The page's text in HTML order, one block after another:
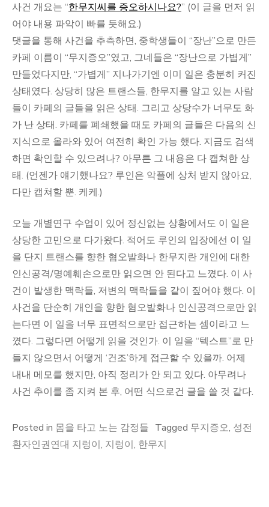
사건 개요는 “한무지씨를 증오하시나요?” (이 글을 먼저 읽
어야 내용 파악이 빠를 듯해요.)
댓글을 통해 사건을 추측하면, 중학생들이 “장난”으로 만든
카페 이름이 “무지증오”였고, 그네들은 “장난으로 가볍게”
만들었다지만, “가볍게” 지나가기엔 이미 일은 충분히 커진
상태였다. 상당히 많은 트랜스들, 한무지를 알고 있는 사람
들이 카페의 글들을 읽은 상태. 그리고 상당수가 너무도 화
가 난 상태. 카페를 폐쇄했을 때도 카페의 글들은 다음의 신
지식으로 올라와 있어 여전히 확인 가능 했다. 지금도 검색
하면 확인할 수 있으려나? 아무튼 그 내용은 다 캡쳐한 상
태. (언젠가 얘기했나요? 루인은 악플에 상처 받지 않아요,
다만 캡쳐할 뿐. 케케.)
오늘 개별연구 수업이 있어 정신없는 상황에서도 이 일은
상당한 고민으로 다가왔다. 적어도 루인의 입장에선 이 일
을 단지 트랜스를 향한 혐오발화나 한무지란 개인에 대한
인신공격/명예훼손으로만 읽으면 안 된다고 느꼈다. 이 사
건이 발생한 맥락들, 저변의 맥락들을 같이 짚어야 했다. 이
사건을 단순히 개인을 향한 혐오발화나 인신공격으로만 읽
는다면 이 일을 너무 표면적으로만 접근하는 셈이라고 느
꼈다. 그렇다면 어떻게 읽을 것인가. 이 일을 “텍스트”로 만
들지 않으면서 어떻게 ‘건조’하게 접근할 수 있을까. 어제
내내 메모를 했지만, 아직 정리가 안 되고 있다. 아무려나
사건 추이를 좀 지켜 본 후, 어떤 식으로건 글을 쓸 것 같다.
Posted in 몸을 타고 노는 감정들 Tagged 무지증오, 성전
환자인권연대 지렁이, 지렁이, 한무지